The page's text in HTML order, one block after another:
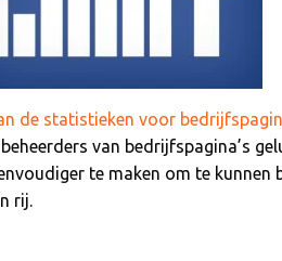
de statistieken voor
van bedrijfspagina’s
te maken om te
rij.